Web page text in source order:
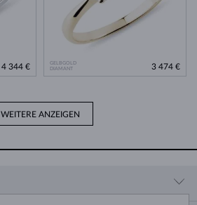
4 344 €
GELBGOLD
DIAMANT
3 474 €
WEITERE ANZEIGEN